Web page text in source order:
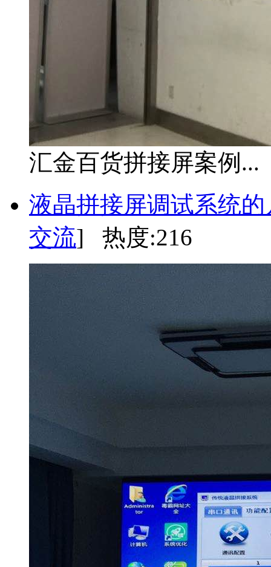
汇金百货拼接屏案例...
液晶拼接屏调试系统
交流] 热度:216